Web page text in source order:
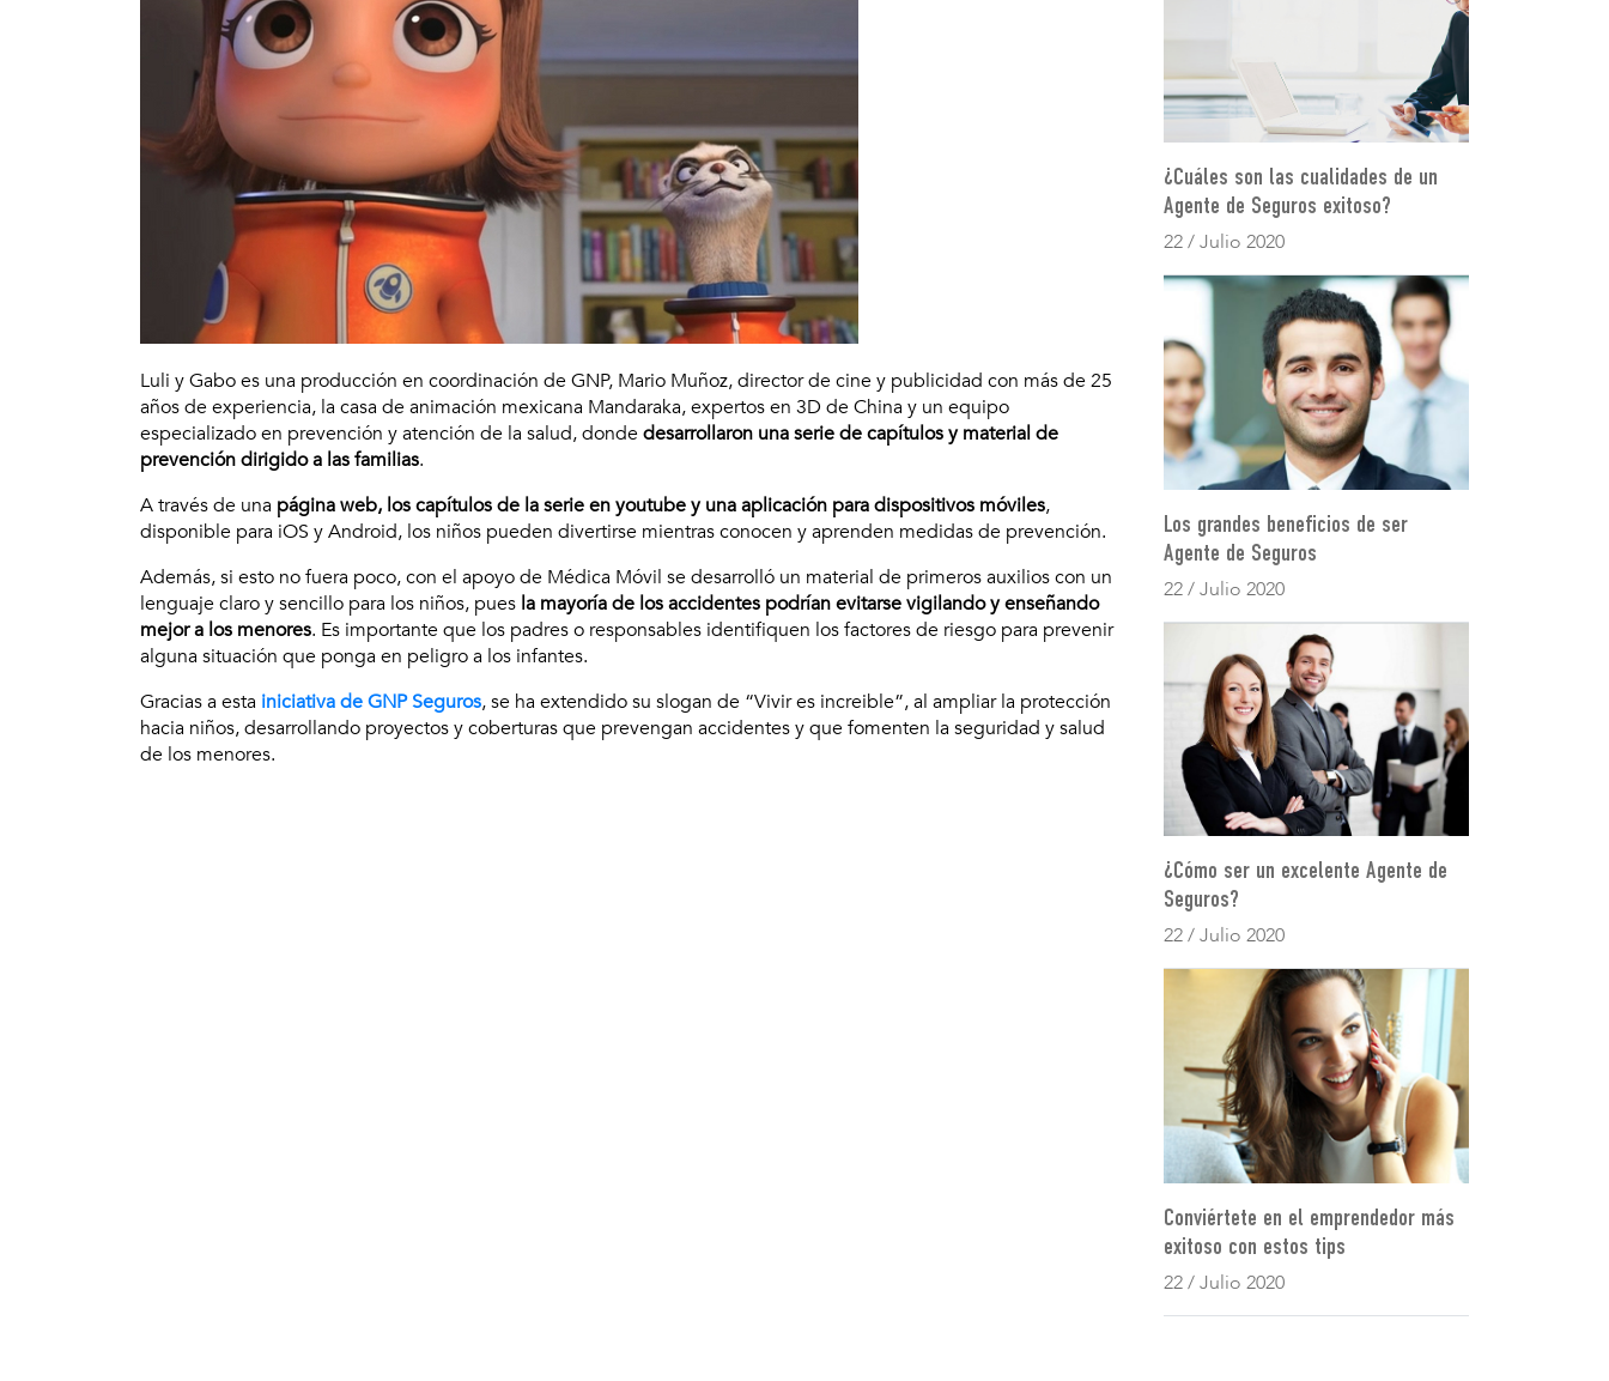
Luli y Gabo es una producción en coordinación de GNP, Mario Muñoz, director de cine y publicidad con más de 25
años de experiencia, la casa de animación mexicana Mandaraka, expertos en 3D de China y un equipo
especializado en prevención y atención de la salud, dondedesarrollaron una serie de capítulos y material de
prevención dirigido a las familias.
A través de una página web, los capítulos de la serie en youtube y una aplicación para dispositivos móviles,
disponible para iOS y Android, los niños pueden divertirse mientras conocen y aprenden medidas de prevención.
Además, si esto no fuera poco, con el apoyo de Médica Móvil se desarrolló un material de primeros auxilios con un
lenguaje claro y sencillo para los niños, pues la mayoría de los accidentes podrían evitarse vigilando y enseñando
mejor a los menores. Es importante que los padres o responsables identifiquen los factores de riesgo para prevenir
alguna situación que ponga en peligro a los infantes.
Gracias a esta iniciativa de GNP Seguros, se ha extendido su slogan de “Vivir es increible”, al ampliar la protección
hacia niños, desarrollando proyectos y coberturas que prevengan accidentes y que fomenten la seguridad y salud
de los menores.
¿Cuáles son las cualidades de un
Agente de Seguros exitoso?
22 / Julio 2020
Los grandes beneficios de ser
Agente de Seguros
22 / Julio 2020
¿Cómo ser un excelente Agente de
Seguros?
22 / Julio 2020
Conviértete en el emprendedor más
exitoso con estos tips
22 / Julio 2020